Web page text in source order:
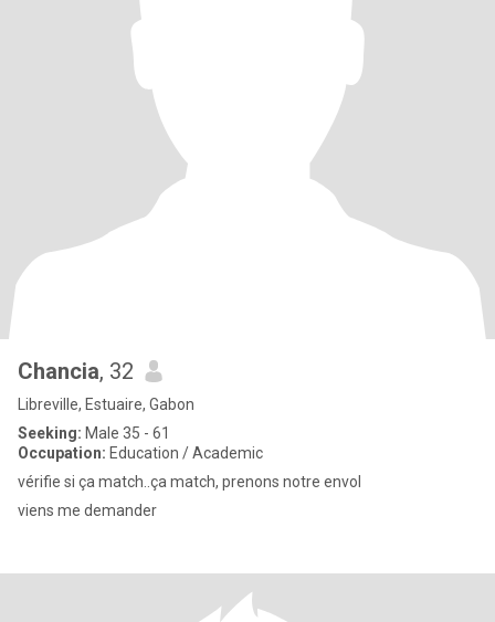
Chancia, 32
Libreville, Estuaire, Gabon
Seeking: Male 35 - 61
Occupation: Education / Academic
vérifie si ça match..ça match, prenons notre envol
viens me demander